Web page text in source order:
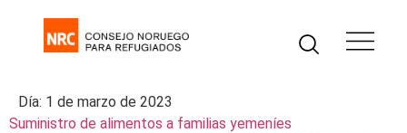
Día: 1 de marzo de 2023
Suministro de alimentos a familias yemeníes